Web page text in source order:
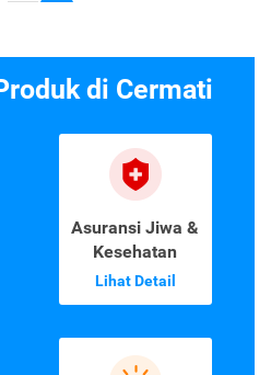
di Cermati
Asuransi Jiwa &
Kesehatan
Lihat Detail